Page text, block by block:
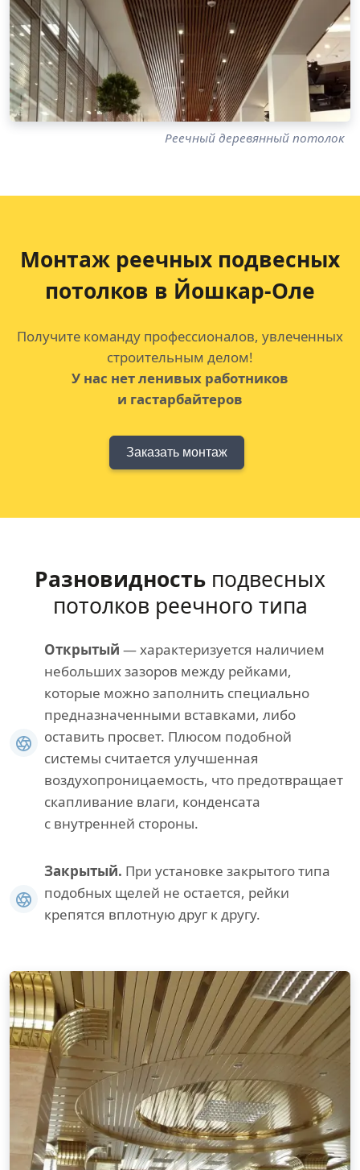
Реечный деревянный потолок
Монтаж реечных подвесных
потолков в Йошкар-Оле
Получите команду профессионалов, увлеченных
строительным делом!
У нас нет ленивых работников
и гастарбайтеров
Заказать монтаж
Разновидность подвесных
потолков реечного типа
Открытый — характеризуется наличием
небольших зазоров между рейками,
которые можно заполнить специально
предназначенными вставками, либо
оставить просвет. Плюсом подобной
системы считается улучшенная
воздухопроницаемость, что предотвращает
скапливание влаги, конденсата
с внутренней стороны.
Закрытый. При установке закрытого типа
подобных щелей не остается, рейки
крепятся вплотную друг к другу.